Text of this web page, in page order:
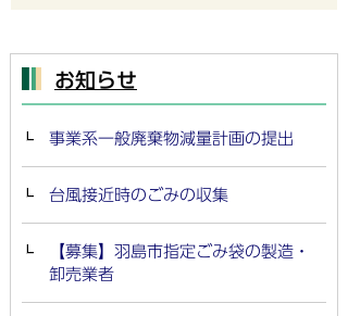
お知らせ
事業系一般廃棄物減量計画の提出
台風接近時のごみの収集
【募集】羽島市指定ごみ袋の製造・
卸売業者